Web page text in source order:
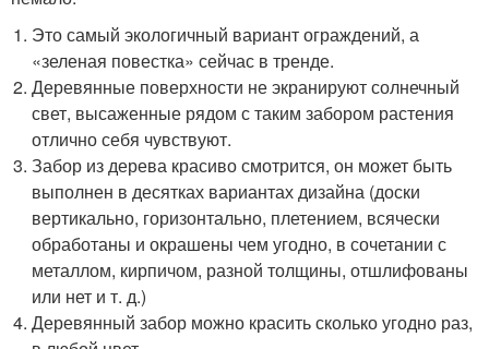
Это самый экологичный вариант ограждений, а
«зеленая повестка» сейчас в тренде.
Деревянные поверхности не экранируют солнечный
свет, высаженные рядом с таким забором растения
отлично себя чувствуют.
Забор из дерева красиво смотрится, он может быть
выполнен в десятках вариантах дизайна (доски
вертикально, горизонтально, плетением, всячески
обработаны и окрашены чем угодно, в сочетании с
металлом, кирпичом, разной толщины, отшлифованы
или нет и т. д.)
Деревянный забор можно красить сколько угодно раз,